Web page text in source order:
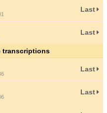
Last
Last
transcriptions
Last
Last